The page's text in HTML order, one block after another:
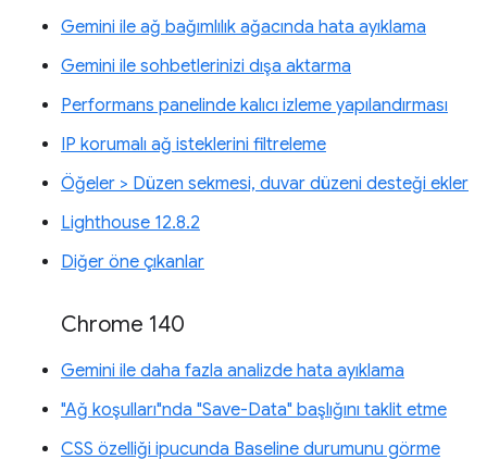
Gemini ile ağ bağımlılık ağacında hata ayıklama
Gemini ile sohbetlerinizi dışa aktarma
Performans panelinde kalıcı izleme yapılandırması
IP korumalı ağ isteklerini filtreleme
Öğeler > Düzen sekmesi, duvar düzeni desteği ekler
Lighthouse 12.8.2
Diğer öne çıkanlar
Chrome 140
Gemini ile daha fazla analizde hata ayıklama
"Ağ koşulları"nda "Save-Data" başlığını taklit etme
CSS özelliği ipucunda Baseline durumunu görme